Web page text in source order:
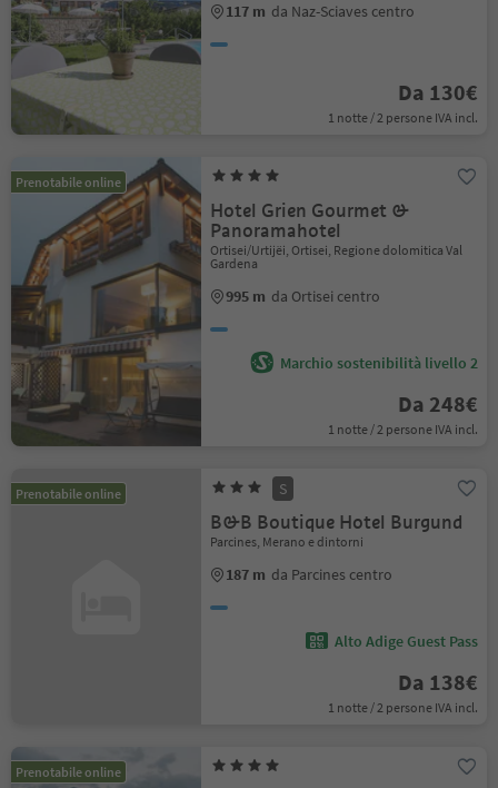
117 m da Naz-Sciaves centro
Da 130€
1 notte / 2 persone IVA incl.
Prenotabile online
Hotel Grien Gourmet &
Panoramahotel
Ortisei/Urtijëi, Ortisei, Regione dolomitica Val
Gardena
995 m da Ortisei centro
Marchio sostenibilità livello 2
Da 248€
1 notte / 2 persone IVA incl.
Prenotabile online S
B&B Boutique Hotel Burgund
Parcines, Merano e dintorni
187 m da Parcines centro
Alto Adige Guest Pass
Da 138€
1 notte / 2 persone IVA incl.
Prenotabile online